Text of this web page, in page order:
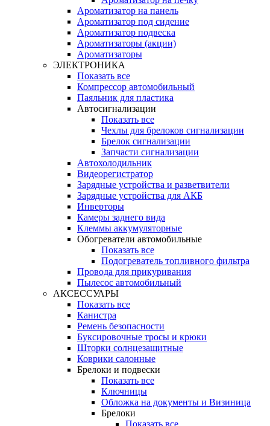
Ароматизатор на панель
Ароматизатор под сидение
Ароматизатор подвеска
Ароматизаторы (акции)
Ароматизаторы
ЭЛЕКТРОНИКА
Показать все
Компрессор автомобильный
Паяльник для пластика
Автосигнализации
Показать все
Чехлы для брелоков сигнализации
Брелок сигнализации
Запчасти сигнализации
Автохолодильник
Видеорегистратор
Зарядные устройства и разветвители
Зарядные устройства для АКБ
Инверторы
Камеры заднего вида
Клеммы аккумуляторные
Обогреватели автомобильные
Показать все
Подогреватель топливного фильтра
Провода для прикуривания
Пылесос автомобильный
АКСЕССУАРЫ
Показать все
Канистра
Ремень безопасности
Буксировочные тросы и крюки
Шторки солнцезащитные
Коврики салонные
Брелоки и подвески
Показать все
Ключницы
Обложка на документы и Визиница
Брелоки